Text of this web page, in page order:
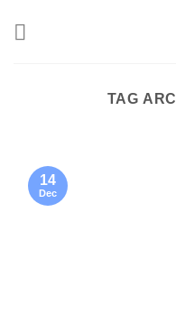
TAG
14
Dec